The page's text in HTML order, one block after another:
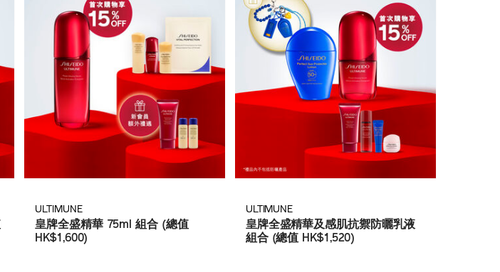
ULTIMUNE
皇牌全盛精華 75ml 組合 (總值
HK$1,600)
ULTIMUNE
皇牌全盛精華及感肌抗禦防曬乳液
組合 (總值 HK$1,520)